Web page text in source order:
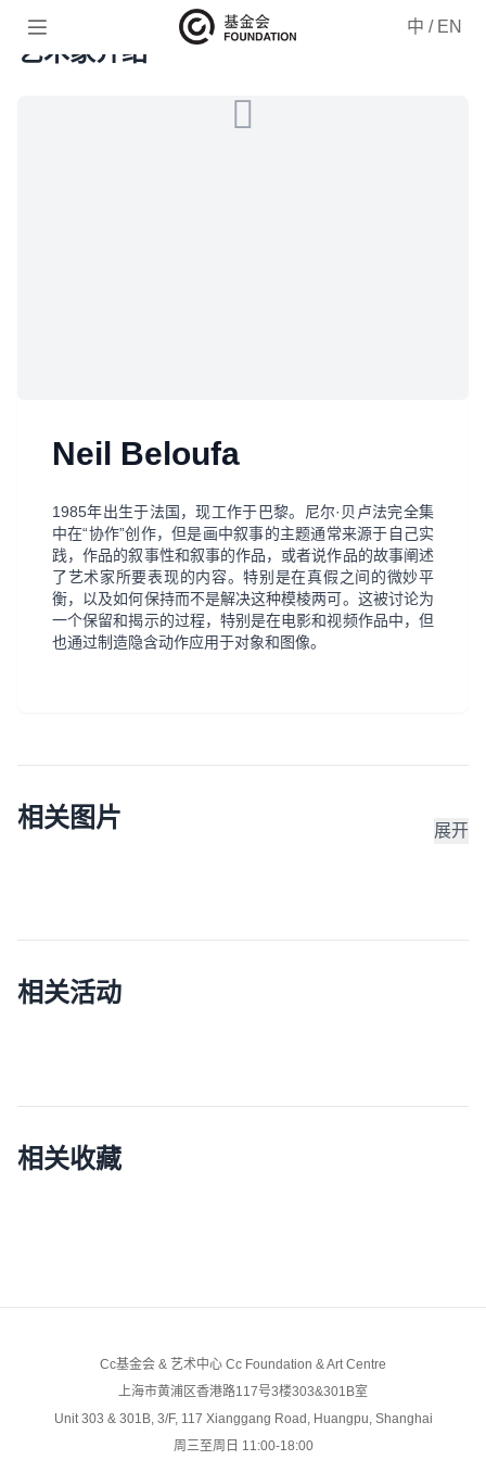
 中 / EN
艺术家介绍
Neil Beloufa
1985年出生于法国，现工作于巴黎。尼尔·贝卢法完全集
中在“协作”创作，但是画中叙事的主题通常来源于自己实
践，作品的叙事性和叙事的作品，或者说作品的故事阐述
了艺术家所要表现的内容。特别是在真假之间的微妙平
衡，以及如何保持而不是解决这种模棱两可。这被讨论为
一个保留和揭示的过程，特别是在电影和视频作品中，但
也通过制造隐含动作应用于对象和图像。
相关图片 展开
相关活动
相关收藏
Cc基金会 & 艺术中心 Cc Foundation & Art Centre
上海市黄浦区香港路117号3楼303&301B室
Unit 303 & 301B, 3/F, 117 Xianggang Road, Huangpu, Shanghai
周三至周日 11:00-18:00